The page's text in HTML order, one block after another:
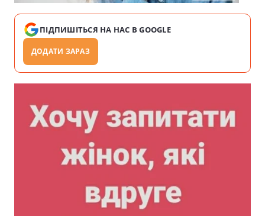
ПІДПИШІТЬСЯ НА НАС В GOOGLE
ДОДАТИ ЗАРАЗ